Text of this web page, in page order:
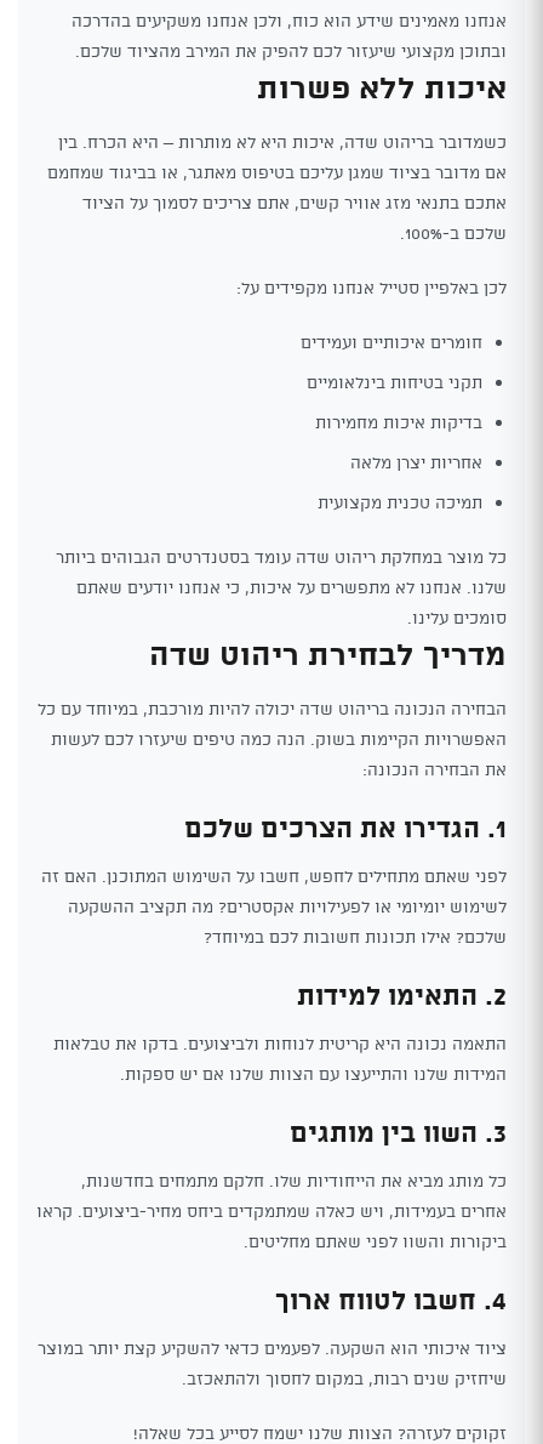
אנחנו מאמינים שידע הוא כוח, ולכן אנחנו משקיעים בהדרכה
ובתוכן מקצועי שיעזור לכם להפיק את המירב מהציוד שלכם.
איכות ללא פשרות
כשמדובר בריהוט שדה, איכות היא לא מותרות – היא הכרח. בין
אם מדובר בציוד שמגן עליכם בטיפוס מאתגר, או בביגוד שמחמם
אתכם בתנאי מזג אוויר קשים, אתם צריכים לסמוך על הציוד
שלכם ב-100%.
לכן באלפיין סטייל אנחנו מקפידים על:
חומרים איכותיים ועמידים
תקני בטיחות בינלאומיים
בדיקות איכות מחמירות
אחריות יצרן מלאה
תמיכה טכנית מקצועית
כל מוצר במחלקת ריהוט שדה עומד בסטנדרטים הגבוהים ביותר
שלנו. אנחנו לא מתפשרים על איכות, כי אנחנו יודעים שאתם
סומכים עלינו.
מדריך לבחירת ריהוט שדה
הבחירה הנכונה בריהוט שדה יכולה להיות מורכבת, במיוחד עם כל
האפשרויות הקיימות בשוק. הנה כמה טיפים שיעזרו לכם לעשות
את הבחירה הנכונה:
1. הגדירו את הצרכים שלכם
לפני שאתם מתחילים לחפש, חשבו על השימוש המתוכנן. האם זה
לשימוש יומיומי או לפעילויות אקסטרים? מה תקציב ההשקעה
שלכם? אילו תכונות חשובות לכם במיוחד?
2. התאימו למידות
התאמה נכונה היא קריטית לנוחות ולביצועים. בדקו את טבלאות
המידות שלנו והתייעצו עם הצוות שלנו אם יש ספקות.
3. השוו בין מותגים
כל מותג מביא את הייחודיות שלו. חלקם מתמחים בחדשנות,
אחרים בעמידות, ויש כאלה שמתמקדים ביחס מחיר-ביצועים. קראו
ביקורות והשוו לפני שאתם מחליטים.
4. חשבו לטווח ארוך
ציוד איכותי הוא השקעה. לפעמים כדאי להשקיע קצת יותר במוצר
שיחזיק שנים רבות, במקום לחסוך ולהתאכזב.
זקוקים לעזרה? הצוות שלנו ישמח לסייע בכל שאלה!